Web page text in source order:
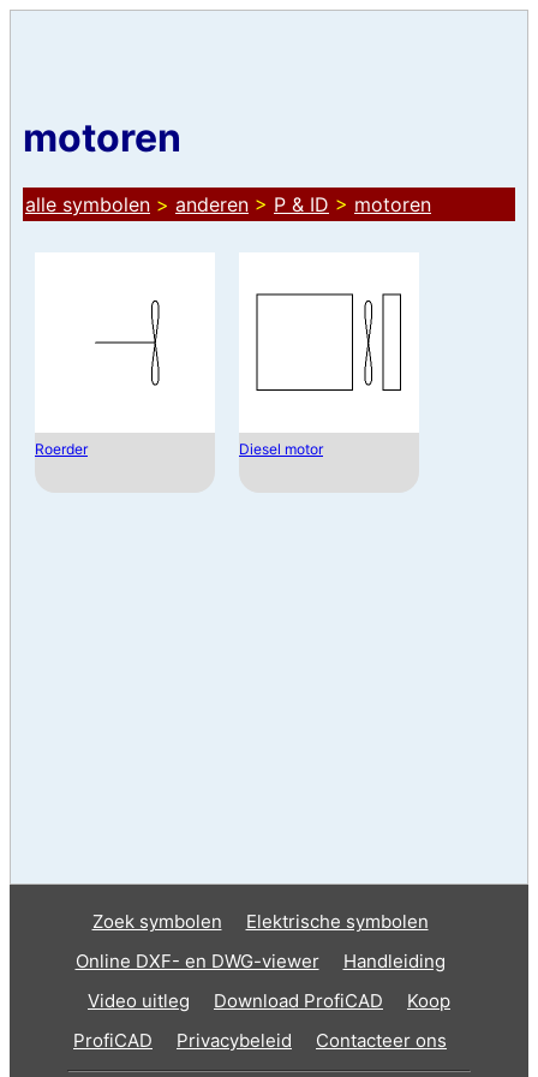
motoren
alle symbolen > anderen > P & ID > motoren
Roerder Diesel motor
Zoek symbolen
Elektrische symbolen
Online DXF- en DWG-viewer
Handleiding
Video uitleg
Download ProfiCAD
Koop
ProfiCAD
Privacybeleid Contacteer ons